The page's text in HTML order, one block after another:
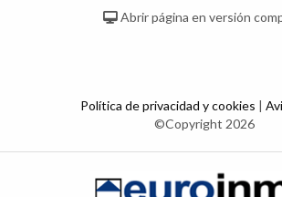
Abrir página en versión
Política de privacidad y cookies |
©Copyright 2026